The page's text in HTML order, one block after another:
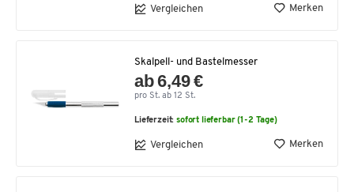
Vergleichen Merken
Skalpell- und Bastelmesser
ab 6,49 €
pro St. ab 12 St.
Lieferzeit:sofort lieferbar (1-2 Tage)
Vergleichen Merken